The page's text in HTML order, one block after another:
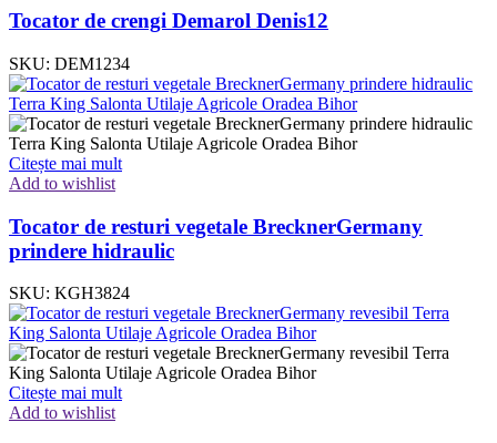
Tocator de crengi Demarol Denis12
SKU: DEM1234
Citește mai mult
Add to wishlist
Tocator de resturi vegetale BrecknerGermany
prindere hidraulic
SKU: KGH3824
Citește mai mult
Add to wishlist